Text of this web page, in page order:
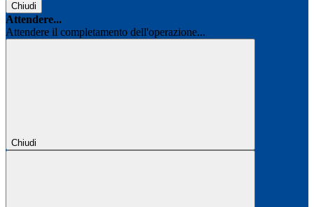
Chiudi
Attendere...
Attendere il completamento dell'operazione...
Chiudi